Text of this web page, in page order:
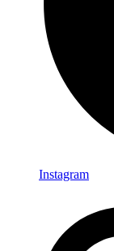
Instagram